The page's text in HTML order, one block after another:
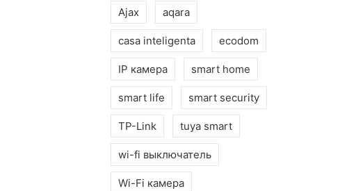
Ajax aqara
casa inteligenta ecodom
IP камера smart home
smart life smart security
TP-Link tuya smart
wi-fi выключатель
Wi-Fi камера